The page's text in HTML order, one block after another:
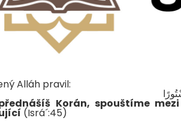
Alláh pravil:
Korán, spouštíme
(Isrá´:45)